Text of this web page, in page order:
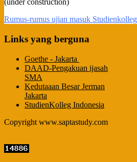
(under construction)
Rumus-rumus ujian masuk Studienkolleg
Links yang berguna
Goethe - Jakarta
DAAD-Pengakuan ijasah
SMA
Kedutaaan Besar Jerman
Jakarta
StudienKolleg Indonesia
Copyright www.saptastudy.com